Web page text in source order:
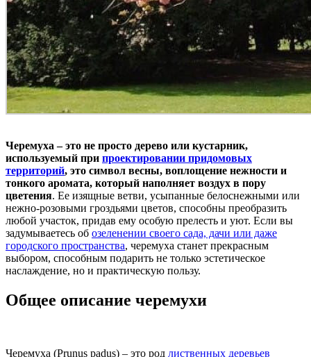
Черемуха – это не просто дерево или кустарник,
используемый при проектировании придомовых
территорий, это символ весны, воплощение нежности и
тонкого аромата, который наполняет воздух в пору
цветения. Ее изящные ветви, усыпанные белоснежными или
нежно-розовыми гроздьями цветов, способны преобразить
любой участок, придав ему особую прелесть и уют. Если вы
задумываетесь об озеленении своего сада, дачи или даже
городского пространства, черемуха станет прекрасным
выбором, способным подарить не только эстетическое
наслаждение, но и практическую пользу.
Общее описание черемухи
Черемуха (Prunus padus) – это род лиственных деревьев